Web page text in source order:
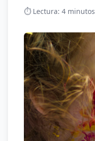
⏱️ Lectura: 4 minutos